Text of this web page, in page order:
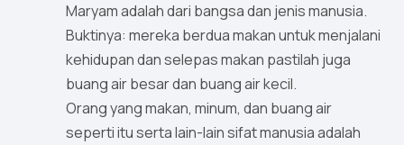
Maryam adalah dari bangsa dan jenis manusia.
Buktinya: mereka berdua makan untuk menjalani
kehidupan dan selepas makan pastilah juga
buang air besar dan buang air kecil.
Orang yang makan, minum, dan buang air
seperti itu serta lain-lain sifat manusia adalah